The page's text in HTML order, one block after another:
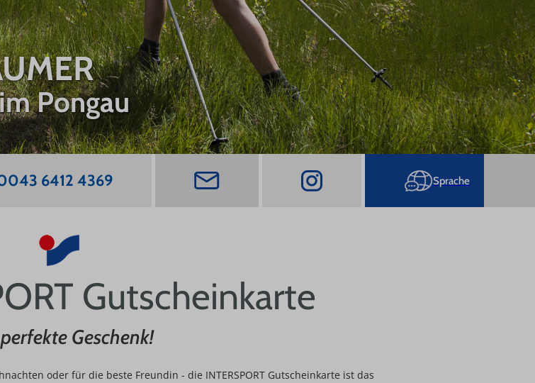
FAQ
Pongau
6412 4369
Gutscheinkarte
Geschenk!
oder für die beste Freundin - die INTERSPORT Gutscheinkarte ist das